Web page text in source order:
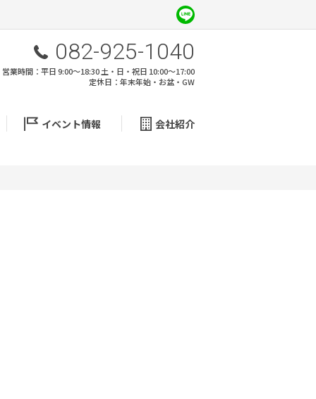
082-925-1040
営業時間：平日 9:00～18:30 土・日・祝日 10:00～17:00
定休日：年末年始・お盆・GW
イベント情報 会社紹介